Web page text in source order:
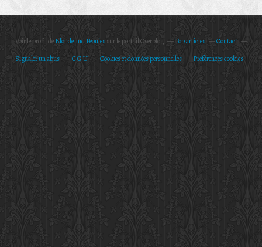
Voir le profil deBlonde and Peoniessur le portail Overblog Top articles
Contact
Signaler un abus
C.G.U. Cookies et données personnelles Préférences cookies